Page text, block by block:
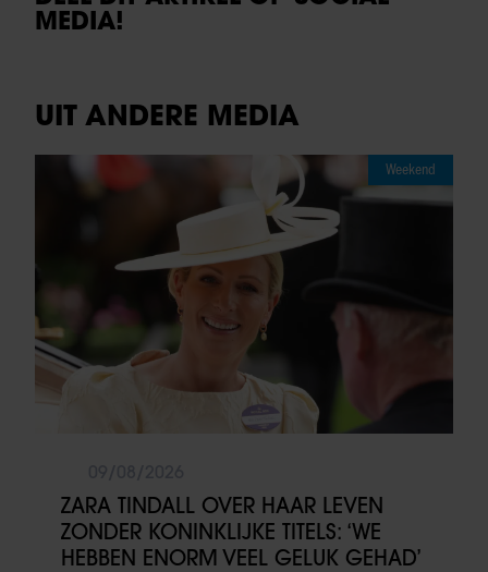
MEDIA!
UIT ANDERE MEDIA
Weekend
ZARA TINDALL OVER HAAR LEVEN
ZONDER KONINKLIJKE TITELS: ‘WE
HEBBEN ENORM VEEL GELUK GEHAD’